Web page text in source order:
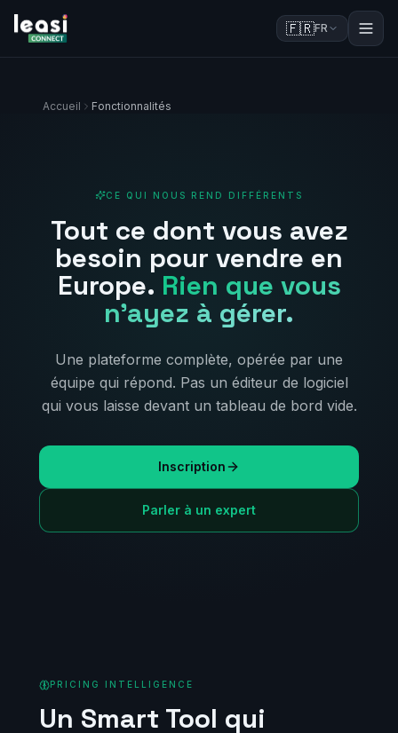
🇫🇷FR
Accueil Fonctionnalités
CE QUI NOUS REND DIFFÉRENTS
Tout ce dont vous avez
besoin pour vendre en
Europe. Rien que vous
n'ayez à gérer.
Une plateforme complète, opérée par une
équipe qui répond. Pas un éditeur de logiciel
qui vous laisse devant un tableau de bord vide.
Inscription
Parler à un expert
PRICING INTELLIGENCE
Un Smart Tool qui